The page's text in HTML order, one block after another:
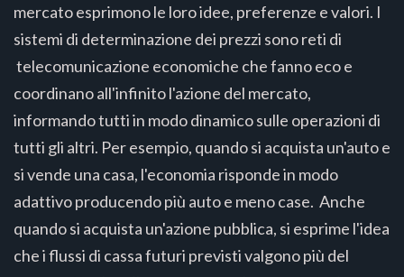
mercato esprimono le loro idee, preferenze e valori. I
sistemi di determinazione dei prezzi sono reti di
telecomunicazione economiche che fanno eco e
coordinano all'infinito l'azione del mercato,
informando tutti in modo dinamico sulle operazioni di
tutti gli altri. Per esempio, quando si acquista un'auto e
si vende una casa, l'economia risponde in modo
adattivo producendo più auto e meno case. Anche
quando si acquista un'azione pubblica, si esprime l'idea
che i flussi di cassa futuri previsti valgono più del